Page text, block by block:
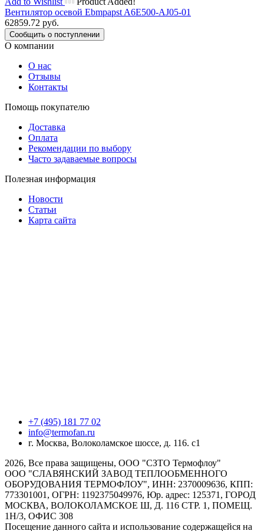
Вентилятор осевой Ebmpapst A6E500-AJ05-01
62859.72 руб.
Сообщить о поступлении
О компании
О нас
Отзывы
Контакты
Помощь покупателю
Доставка
Оплата
Рекомендации по выбору
Часто задаваемые вопросы
Полезная информация
Новости
Статьи
Карта сайта
+7 (495) 181 77 02
info@termofan.ru
г. Москва, Волоколамское шоссе, д. 116. с1
2026, Все права защищены, ООО "СЗТО Термофлоу"
ООО "СЛАВЯНСКИЙ ЗАВОД ТЕПЛООБМЕННОГО
ОБОРУДОВАНИЯ ТЕРМОФЛОУ", ИНН: 2370009636, КПП:
773301001, ОГРН: 1192375049976, Юр. адрес: 125371, ГОРОД
МОСКВА, ВОЛОКОЛАМСКОЕ Ш, Д. 116 СТР. 1, ПОМЕЩ.
1Н/3, ОФИС 308
Посещение данного сайта и использование содержащейся на